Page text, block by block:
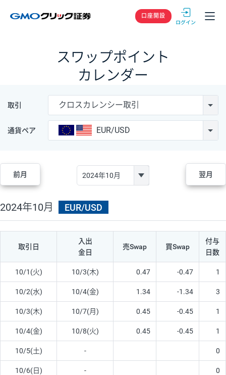
GMOクリック
口座開設
スワップポイント
カレンダー
取引 クロスカレンシー取引
通貨ペア EUR/USD
前月 翌月
2024年10月 EUR/USD
取引日
入出
金日
売Swap 買Swap
付与
日数
10/1(火) 10/3(木) 0.47 -0.47 1
10/2(水) 10/4(金) 1.34 -1.34 3
10/3(木) 10/7(月) 0.45 -0.45 1
10/4(金) 10/8(火) 0.45 -0.45 1
10/5(土) - 0
10/6(日) - 0